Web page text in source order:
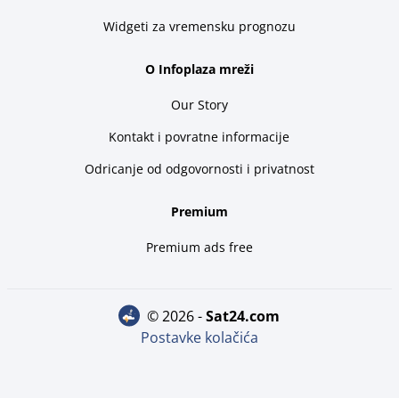
Widgeti za vremensku prognozu
O Infoplaza mreži
Our Story
Kontakt i povratne informacije
Odricanje od odgovornosti i privatnost
Premium
Premium ads free
© 2026 - sat24.com
Postavke kolačića